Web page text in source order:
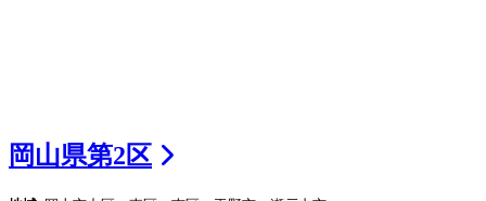
岡山県第2区